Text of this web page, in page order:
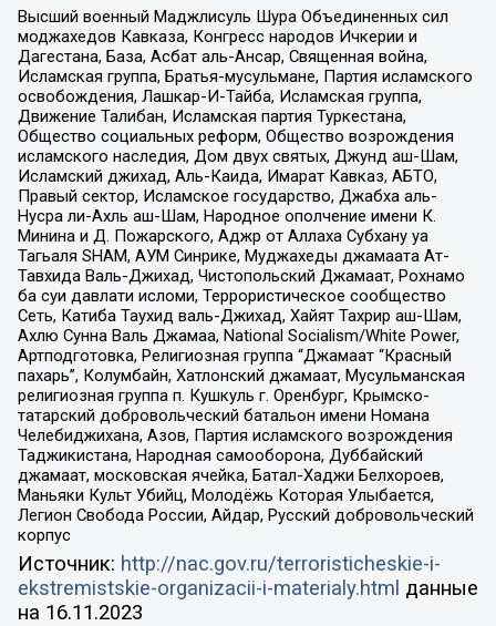
Высший военный Маджлисуль Шура Объединенных сил
моджахедов Кавказа, Конгресс народов Ичкерии и
Дагестана, База, Асбат аль-Ансар, Священная война,
Исламская группа, Братья-мусульмане, Партия исламского
освобождения, Лашкар-И-Тайба, Исламская группа,
Движение Талибан, Исламская партия Туркестана,
Общество социальных реформ, Общество возрождения
исламского наследия, Дом двух святых, Джунд аш-Шам,
Исламский джихад, Аль-Каида, Имарат Кавказ, АБТО,
Правый сектор, Исламское государство, Джабха аль-
Нусра ли-Ахль аш-Шам, Народное ополчение имени К.
Минина и Д. Пожарского, Аджр от Аллаха Субхану уа
Тагьаля SHAM, АУМ Синрике, Муджахеды джамаата Ат-
Тавхида Валь-Джихад, Чистопольский Джамаат, Рохнамо
ба суи давлати исломи, Террористическое сообщество
Сеть, Катиба Таухид валь-Джихад, Хайят Тахрир аш-Шам,
Ахлю Сунна Валь Джамаа, National Socialism/White Power,
Артподготовка, Религиозная группа “Джамаат “Красный
пахарь”, Колумбайн, Хатлонский джамаат, Мусульманская
религиозная группа п. Кушкуль г. Оренбург, Крымско-
татарский добровольческий батальон имени Номана
Челебиджихана, Азов, Партия исламского возрождения
Таджикистана, Народная самооборона, Дуббайский
джамаат, московская ячейка, Батал-Хаджи Белхороев,
Маньяки Культ Убийц, Молодёжь Которая Улыбается,
Легион Свобода России, Айдар, Русский добровольческий
корпус
Источник: http://nac.gov.ru/terroristicheskie-i-
ekstremistskie-organizacii-i-materialy.html данные
на 16.11.2023